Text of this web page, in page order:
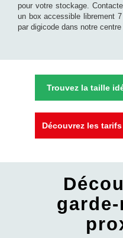
pour votre stockage.
un box accessible librement
par digicode dans notre
Trouvez la taille
Découvrez les